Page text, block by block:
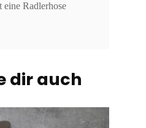
Radlerhose
dir auch